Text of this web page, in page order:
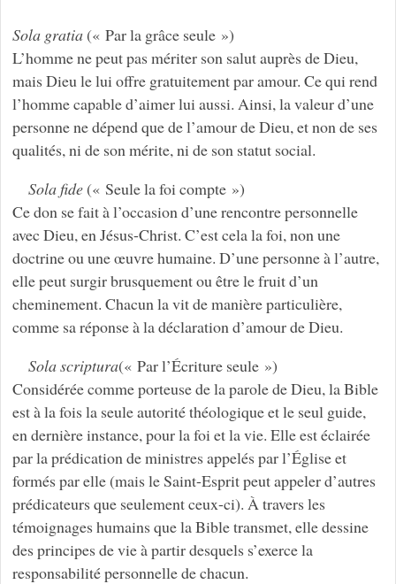
Sola gratia(« Par la grâce seule »)
L’homme ne peut pas mériter son salut auprès de Dieu,
mais Dieu le lui offre gratuitement par amour. Ce qui rend
l’homme capable d’aimer lui aussi. Ainsi, la valeur d’une
personne ne dépend que de l’amour de Dieu, et non de ses
qualités, ni de son mérite, ni de son statut social.
Sola fide(« Seule la foi compte »)
Ce don se fait à l’occasion d’une rencontre personnelle
avec Dieu, en Jésus-Christ. C’est cela la foi, non une
doctrine ou une œuvre humaine. D’une personne à l’autre,
elle peut surgir brusquement ou être le fruit d’un
cheminement. Chacun la vit de manière particulière,
comme sa réponse à la déclaration d’amour de Dieu.
Sola scriptura(« Par l’Écriture seule »)
Considérée comme porteuse de la parole de Dieu, la Bible
est à la fois la seule autorité théologique et le seul guide,
en dernière instance, pour la foi et la vie. Elle est éclairée
par la prédication de ministres appelés par l’Église et
formés par elle (mais le Saint-Esprit peut appeler d’autres
prédicateurs que seulement ceux-ci). À travers les
témoignages humains que la Bible transmet, elle dessine
des principes de vie à partir desquels s’exerce la
responsabilité personnelle de chacun.